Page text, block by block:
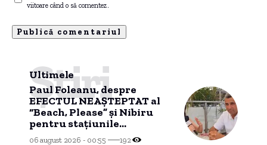
viitoare când o să comentez.
Ultimele
Știri
Paul Foleanu, despre
EFECTUL NEAȘTEPTAT al
“Beach, Please” și Nibiru
pentru stațiunile
MANGALIEI
06 august 2026 - 00:55 192